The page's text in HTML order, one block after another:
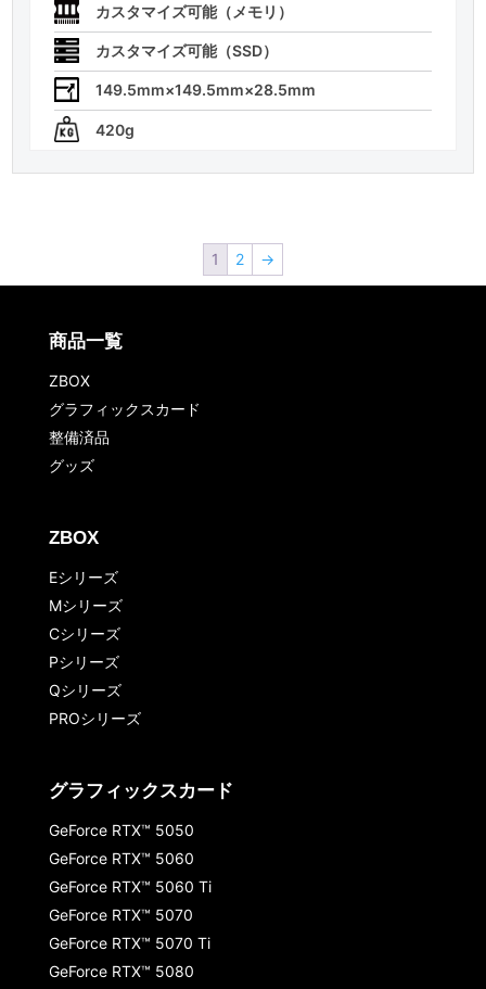
カスタマイズ可能（メモリ）
カスタマイズ可能（SSD）
149.5mm×149.5mm×28.5mm
420g
1 2 →
商品一覧
ZBOX
グラフィックスカード
整備済品
グッズ
ZBOX
Eシリーズ
Mシリーズ
Cシリーズ
Pシリーズ
Qシリーズ
PROシリーズ
グラフィックスカード
GeForce RTX™ 5050
GeForce RTX™ 5060
GeForce RTX™ 5060 Ti
GeForce RTX™ 5070
GeForce RTX™ 5070 Ti
GeForce RTX™ 5080